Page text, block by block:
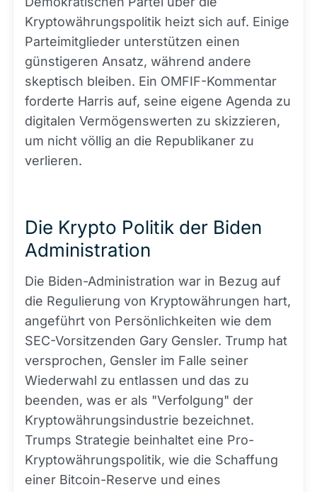
Kryptowährungspolitik heizt sich auf. Einige
Parteimitglieder unterstützen einen
günstigeren Ansatz, während andere
skeptisch bleiben. Ein OMFIF-Kommentar
forderte Harris auf, seine eigene Agenda zu
digitalen Vermögenswerten zu skizzieren,
um nicht völlig an die Republikaner zu
verlieren.
Die Krypto Politik der Biden
Administration
Die Biden-Administration war in Bezug auf
die Regulierung von Kryptowährungen hart,
angeführt von Persönlichkeiten wie dem
SEC-Vorsitzenden Gary Gensler. Trump hat
versprochen, Gensler im Falle seiner
Wiederwahl zu entlassen und das zu
beenden, was er als "Verfolgung" der
Kryptowährungsindustrie bezeichnet.
Trumps Strategie beinhaltet eine Pro-
Kryptowährungspolitik, wie die Schaffung
einer Bitcoin-Reserve und eines